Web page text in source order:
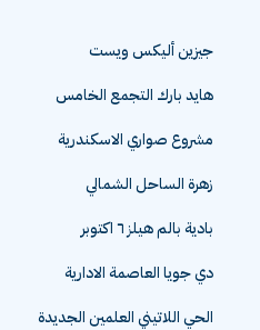
جيزين أليكس ويست
هايد بارك التجمع الخامس
مشروع صواري الاسكندرية
زهرة الساحل الشمالي
بادية بالم هيلز ٦ اكتوبر
دي جويا العاصمة الادارية
الحي اللاتيني العلمين الجديدة